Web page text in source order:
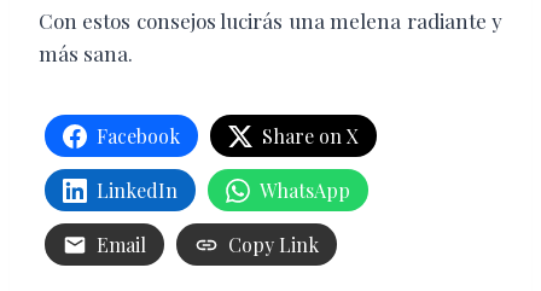
Con estos consejos lucirás una melena radiante y
más sana.
Facebook Share on X
LinkedIn WhatsApp
Email Copy Link